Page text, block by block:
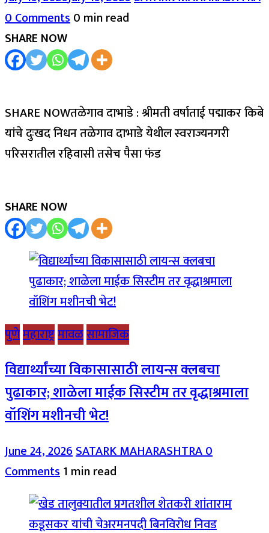
0 Comments0 min read
SHARE NOW
SHARE NOWतळेगाव दाभाडे : श्रीमती वर्षाताई पद्माकर किबे
यांचे दुःखद निधन तळेगाव दाभाडे येथील स्वराज्यनगरी
परिसरातील रहिवासी तसेच पैसा फंड
SHARE NOW
पुणेमहाराष्ट्रमावळसामाजिक
विद्यार्थ्यांच्या विकासासाठी लायन्स क्लबचा
पुढाकार; शाळेला माईक सिस्टीम तर वृद्धाश्रमाला
वॉशिंग मशीनची भेट!
June 24, 2026SATARK MAHARASHTRA0
Comments1 min read